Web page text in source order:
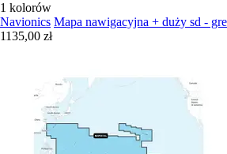
1 kolorów
Navionics Mapa nawigacyjna + duży sd -
1135,00 zł